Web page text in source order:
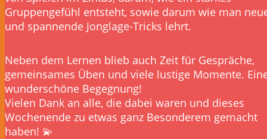
Gruppengefühl entsteht, sowie darum wie man
und spannende Jonglage-Tricks lehrt.
Neben dem Lernen blieb auch Zeit für Gespräche,
gemeinsames Üben und viele lustige Momente.
wunderschöne Begegnung!
Vielen Dank an alle, die dabei waren und dieses
Wochenende zu etwas ganz Besonderem gemacht
haben! 💫